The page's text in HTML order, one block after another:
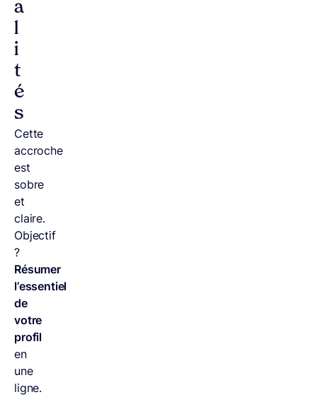
a
l
i
t
é
s
Cette
accroche
est
sobre
et
claire.
Objectif
?
Résumer
l’essentiel
de
votre
profil
en
une
ligne.